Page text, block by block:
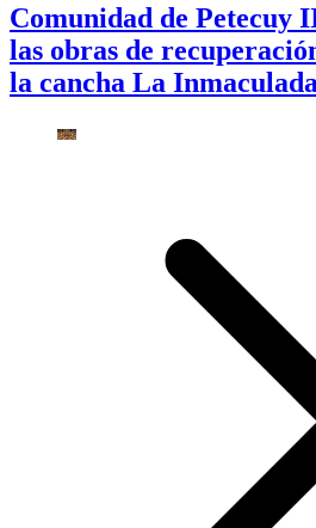
Comunidad de Petecuy
las obras de
la cancha La Inmaculada